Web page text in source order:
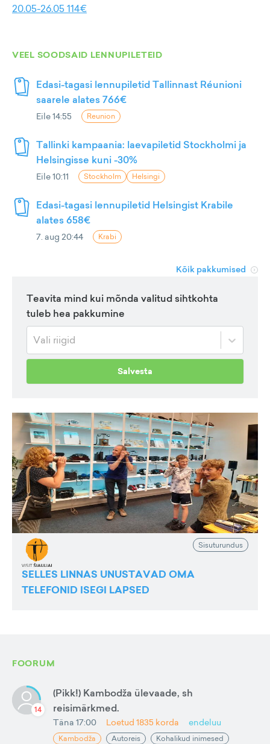
20.05-26.05 114€
VEEL SOODSAID LENNUPILETEID
Edasi-tagasi lennupiletid Tallinnast Réunioni
saarele alates 766€
Eile 14:55 Reunion
Tallinki kampaania: laevapiletid Stockholmi ja
Helsingisse kuni -30%
Eile 10:11 Stockholm Helsingi
Edasi-tagasi lennupiletid Helsingist Krabile
alates 658€
7. aug 20:44 Krabi
Kõik pakkumised
Teavita mind kui mõnda valitud sihtkohta
tuleb hea pakkumine
Vali riigid
Salvesta
Sisuturundus
SELLES LINNAS UNUSTAVAD OMA
TELEFONID ISEGI LAPSED
FOORUM
14
(Pikk!) Kambodža ülevaade, sh
reisimärkmed.
Täna 17:00 Loetud 1835 korda endeluu
Kambodža Autoreis
Kohalikud inimesed